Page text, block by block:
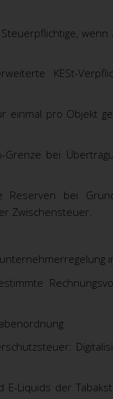
KESt-
einmal pro Objekt
bei
Reserven bei
Zwischensteuer.
Liquids der